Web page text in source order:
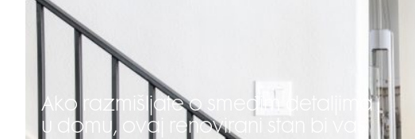
Ako razmišljate o smeđim detaljima
u domu, ovaj renovirani stan bi vas